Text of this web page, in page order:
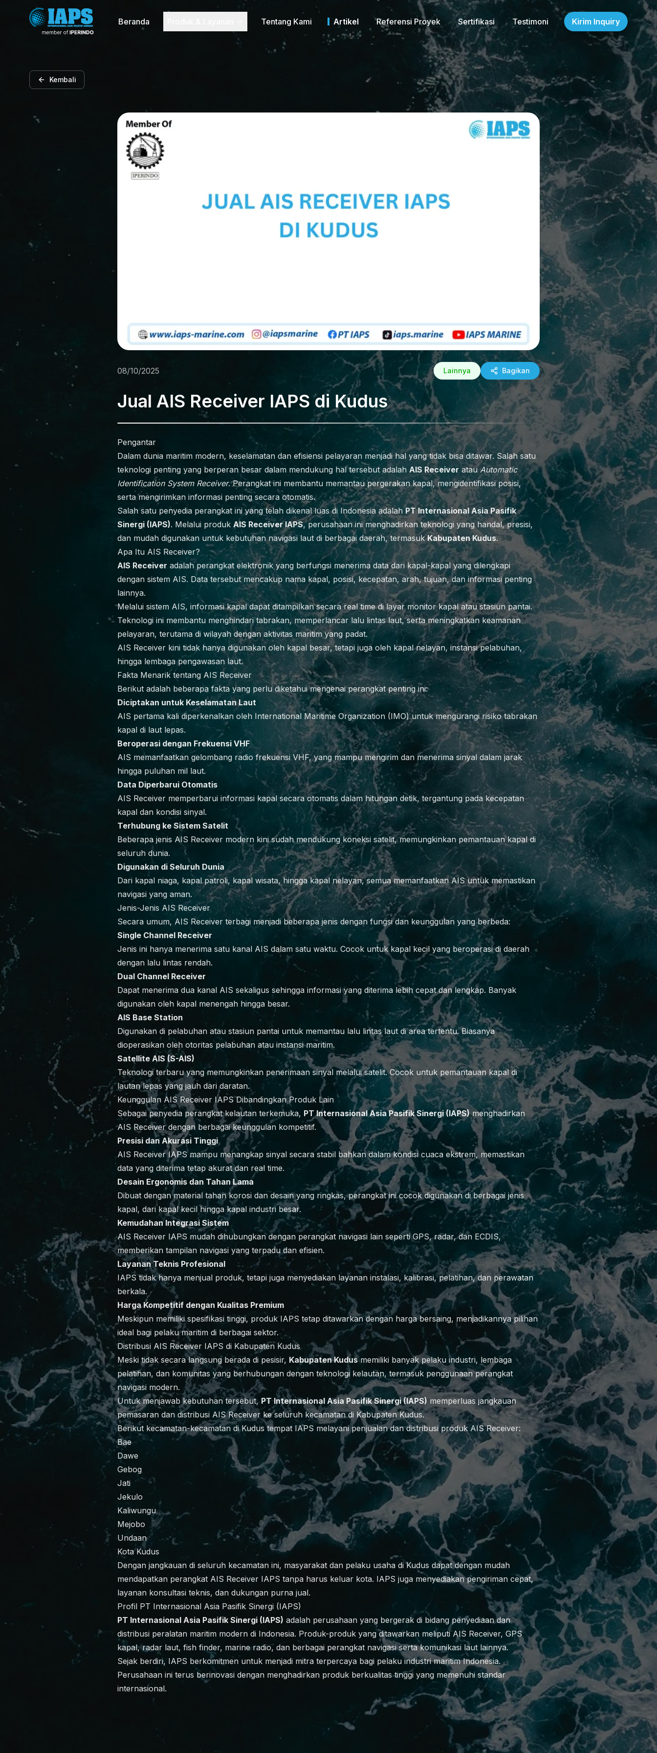
Beranda Tentang Kami Artikel Referensi Proyek Sertifikasi Testimoni Kirim Inquiry
Kembali
08/10/2025 Lainnya Bagikan
Jual AIS Receiver IAPS di Kudus
Pengantar
Dalam dunia maritim modern, keselamatan dan efisiensi pelayaran menjadi hal yang tidak bisa ditawar. Salah satu
teknologi penting yang berperan besar dalam mendukung hal tersebut adalah AIS Receiver atauAutomatic
Identification System Receiver. Perangkat ini membantu memantau pergerakan kapal, mengidentifikasi posisi,
serta mengirimkan informasi penting secara otomatis.
Salah satu penyedia perangkat ini yang telah dikenal luas di Indonesia adalahPT Internasional Asia Pasifik
Sinergi (IAPS). Melalui produk AIS Receiver IAPS, perusahaan ini menghadirkan teknologi yang handal, presisi,
dan mudah digunakan untuk kebutuhan navigasi laut di berbagai daerah, termasukKabupaten Kudus.
Apa Itu AIS Receiver?
AIS Receiver adalah perangkat elektronik yang berfungsi menerima data dari kapal-kapal yang dilengkapi
dengan sistem AIS. Data tersebut mencakup nama kapal, posisi, kecepatan, arah, tujuan, dan informasi penting
lainnya.
Melalui sistem AIS, informasi kapal dapat ditampilkan secara real time di layar monitor kapal atau stasiun pantai.
Teknologi ini membantu menghindari tabrakan, memperlancar lalu lintas laut, serta meningkatkan keamanan
pelayaran, terutama di wilayah dengan aktivitas maritim yang padat.
AIS Receiver kini tidak hanya digunakan oleh kapal besar, tetapi juga oleh kapal nelayan, instansi pelabuhan,
hingga lembaga pengawasan laut.
Fakta Menarik tentang AIS Receiver
Berikut adalah beberapa fakta yang perlu diketahui mengenai perangkat penting ini:
Diciptakan untuk Keselamatan Laut
AIS pertama kali diperkenalkan oleh International Maritime Organization (IMO) untuk mengurangi risiko tabrakan
kapal di laut lepas.
Beroperasi dengan Frekuensi VHF
AIS memanfaatkan gelombang radio frekuensi VHF, yang mampu mengirim dan menerima sinyal dalam jarak
hingga puluhan mil laut.
Data Diperbarui Otomatis
AIS Receiver memperbarui informasi kapal secara otomatis dalam hitungan detik, tergantung pada kecepatan
kapal dan kondisi sinyal.
Terhubung ke Sistem Satelit
Beberapa jenis AIS Receiver modern kini sudah mendukung koneksi satelit, memungkinkan pemantauan kapal di
seluruh dunia.
Digunakan di Seluruh Dunia
Dari kapal niaga, kapal patroli, kapal wisata, hingga kapal nelayan, semua memanfaatkan AIS untuk memastikan
navigasi yang aman.
Jenis-Jenis AIS Receiver
Secara umum, AIS Receiver terbagi menjadi beberapa jenis dengan fungsi dan keunggulan yang berbeda:
Single Channel Receiver
Jenis ini hanya menerima satu kanal AIS dalam satu waktu. Cocok untuk kapal kecil yang beroperasi di daerah
dengan lalu lintas rendah.
Dual Channel Receiver
Dapat menerima dua kanal AIS sekaligus sehingga informasi yang diterima lebih cepat dan lengkap. Banyak
digunakan oleh kapal menengah hingga besar.
AIS Base Station
Digunakan di pelabuhan atau stasiun pantai untuk memantau lalu lintas laut di area tertentu. Biasanya
dioperasikan oleh otoritas pelabuhan atau instansi maritim.
Satellite AIS (S-AIS)
Teknologi terbaru yang memungkinkan penerimaan sinyal melalui satelit. Cocok untuk pemantauan kapal di
lautan lepas yang jauh dari daratan.
Keunggulan AIS Receiver IAPS Dibandingkan Produk Lain
Sebagai penyedia perangkat kelautan terkemuka, PT Internasional Asia Pasifik Sinergi (IAPS)menghadirkan
AIS Receiver dengan berbagai keunggulan kompetitif.
Presisi dan Akurasi Tinggi
AIS Receiver IAPS mampu menangkap sinyal secara stabil bahkan dalam kondisi cuaca ekstrem, memastikan
data yang diterima tetap akurat dan real time.
Desain Ergonomis dan Tahan Lama
Dibuat dengan material tahan korosi dan desain yang ringkas, perangkat ini cocok digunakan di berbagai jenis
kapal, dari kapal kecil hingga kapal industri besar.
Kemudahan Integrasi Sistem
AIS Receiver IAPS mudah dihubungkan dengan perangkat navigasi lain seperti GPS, radar, dan ECDIS,
memberikan tampilan navigasi yang terpadu dan efisien.
Layanan Teknis Profesional
IAPS tidak hanya menjual produk, tetapi juga menyediakan layanan instalasi, kalibrasi, pelatihan, dan perawatan
berkala.
Harga Kompetitif dengan Kualitas Premium
Meskipun memiliki spesifikasi tinggi, produk IAPS tetap ditawarkan dengan harga bersaing, menjadikannya pilihan
ideal bagi pelaku maritim di berbagai sektor.
Distribusi AIS Receiver IAPS di Kabupaten Kudus
Meski tidak secara langsung berada di pesisir, Kabupaten Kudusmemiliki banyak pelaku industri, lembaga
pelatihan, dan komunitas yang berhubungan dengan teknologi kelautan, termasuk penggunaan perangkat
navigasi modern.
Untuk menjawab kebutuhan tersebut, PT Internasional Asia Pasifik Sinergi (IAPS) memperluas jangkauan
pemasaran dan distribusi AIS Receiver ke seluruh kecamatan di Kabupaten Kudus.
Berikut kecamatan-kecamatan di Kudus tempat IAPS melayani penjualan dan distribusi produk AIS Receiver:
Bae
Dawe
Gebog
Jati
Jekulo
Kaliwungu
Mejobo
Undaan
Kota Kudus
Dengan jangkauan di seluruh kecamatan ini, masyarakat dan pelaku usaha di Kudus dapat dengan mudah
mendapatkan perangkat AIS Receiver IAPS tanpa harus keluar kota. IAPS juga menyediakan pengiriman cepat,
layanan konsultasi teknis, dan dukungan purna jual.
Profil PT Internasional Asia Pasifik Sinergi (IAPS)
PT Internasional Asia Pasifik Sinergi (IAPS) adalah perusahaan yang bergerak di bidang penyediaan dan
distribusi peralatan maritim modern di Indonesia. Produk-produk yang ditawarkan meliputi AIS Receiver, GPS
kapal, radar laut, fish finder, marine radio, dan berbagai perangkat navigasi serta komunikasi laut lainnya.
Sejak berdiri, IAPS berkomitmen untuk menjadi mitra terpercaya bagi pelaku industri maritim Indonesia.
Perusahaan ini terus berinovasi dengan menghadirkan produk berkualitas tinggi yang memenuhi standar
internasional.